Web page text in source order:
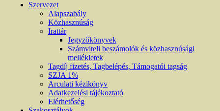
Szervezet
Alapszabály
Közhasznúság
Irattár
Jegyzőkönyvek
Számviteli beszámolók és közhasznúsági
mellékletek
Tagdíj fizetés, Tagbelépés, Támogatói tagság
SZJA 1%
Arculati kézikönyv
Adatkezelési tájékoztató
Elérhetőség